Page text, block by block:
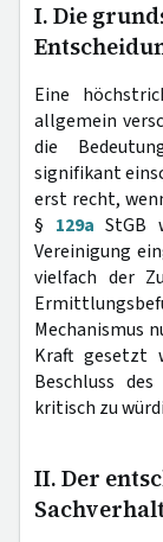
I. Die
Eine
allgemein
die
signifikant
erst recht,
§ 129a StGB
Vereinigung
vielfach der
Mechanismus
Kraft gesetzt
Beschluss
kritisch zu
II. Der
Sachverhalt